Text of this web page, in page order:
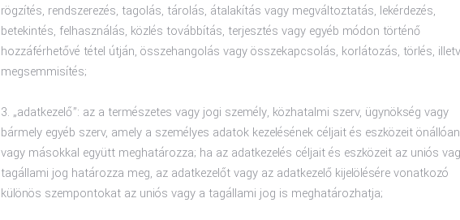
rögzítés, rendszerezés, tagolás, tárolás, átalakítás vagy megváltoztatás, lekérdezés,
betekintés, felhasználás, közlés továbbítás, terjesztés vagy egyéb módon történő
hozzáférhetővé tétel útján, összehangolás vagy összekapcsolás, korlátozás, törlés,
megsemmisítés;
3. „adatkezelő”: az a természetes vagy jogi személy, közhatalmi szerv, ügynökség vagy
bármely egyéb szerv, amely a személyes adatok kezelésének céljait és eszközeit önállóan
vagy másokkal együtt meghatározza; ha az adatkezelés céljait és eszközeit az uniós
tagállami jog határozza meg, az adatkezelőt vagy az adatkezelő kijelölésére vonatkozó
különös szempontokat az uniós vagy a tagállami jog is meghatározhatja;